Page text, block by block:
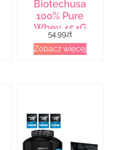
Biotechusa
100% Pure
Whey 454G
54.99zł
Zobacz więcej